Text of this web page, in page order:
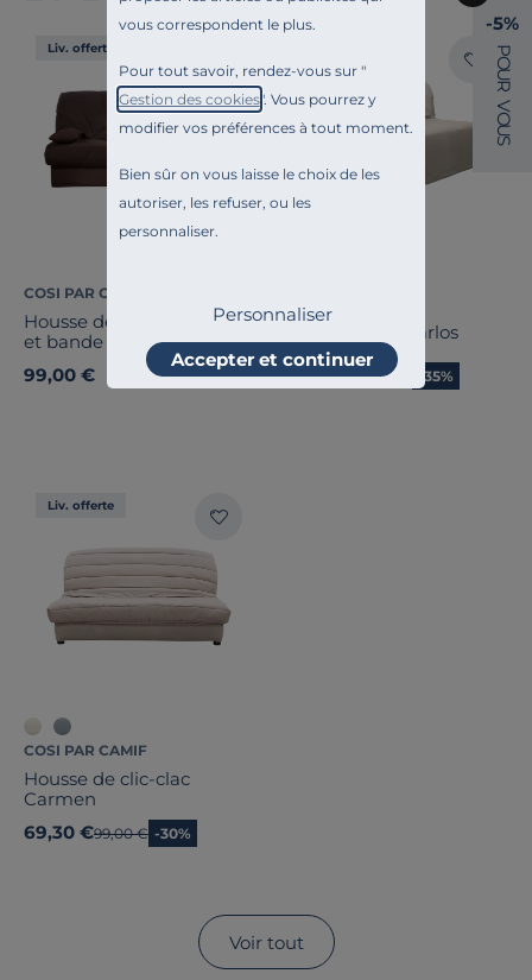
vous correspondent le plus.
Pour tout savoir, rendez-vous sur "
Gestion des cookies". Vous pourrez y
modifier vos préférences à tout moment.
Bien sûr on vous laisse le choix de les
autoriser, les refuser, ou les
personnaliser.
Personnaliser
Accepter et continuer
Liv. offerte
COSI PAR CAMIF
Housse de clic-clac Soleil
et bande socle, chocolat
99,00 €
Housse de BZ Carlos
103,35 €Ancien prix
159,00 € -35%
Liv. offerte
COSI PAR CAMIF
Housse de clic-clac
Carmen
69,30 €Ancien prix
99,00 € -30%
Voir tout
-5%
P
O
U
R
V
O
U
S